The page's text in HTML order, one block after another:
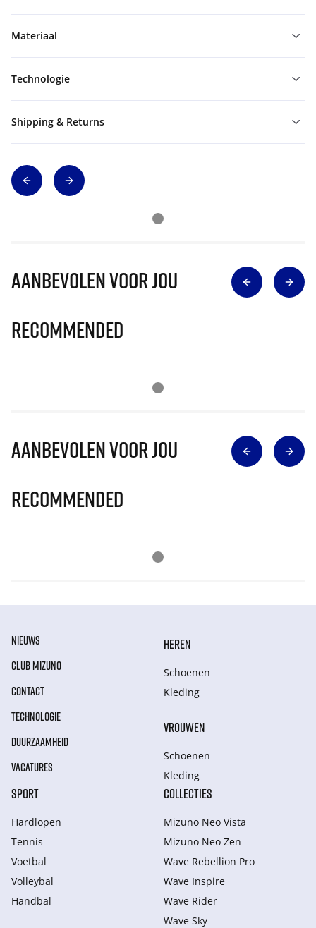
Materiaal
Technologie
Shipping & Returns
Aanbevolen voor jou
Recommended
Aanbevolen voor jou
Recommended
NIEUWS
CLUB MIZUNO
CONTACT
TECHNOLOGIE
DUURZAAMHEID
VACATURES
HEREN
Schoenen
Kleding
VROUWEN
Schoenen
Kleding
SPORT
Hardlopen
Tennis
Voetbal
Volleybal
Handbal
COLLECTIES
Mizuno Neo Vista
Mizuno Neo Zen
Wave Rebellion Pro
Wave Inspire
Wave Rider
Wave Sky